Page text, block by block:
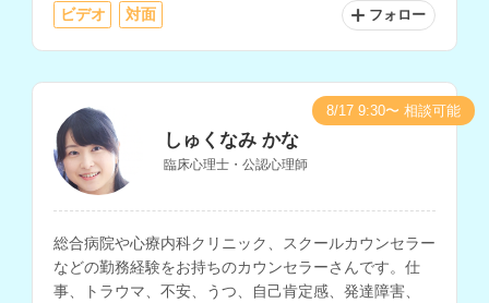
ビデオ 対面 フォロー
しゅくなみ かな
臨床心理士・公認心理師
総合病院や心療内科クリニック、スクールカウンセラー
などの勤務経験をお持ちのカウンセラーさんです。仕
事、トラウマ、不安、うつ、自己肯定感、発達障害、
8/17 9:30〜 相談可能